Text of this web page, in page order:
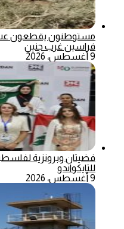
مستوطنون يقطعون
فراسين غرب جنين
9 أغسطس، 2026
فضيتان وبرونزية
للتايكواندو
9 أغسطس، 2026